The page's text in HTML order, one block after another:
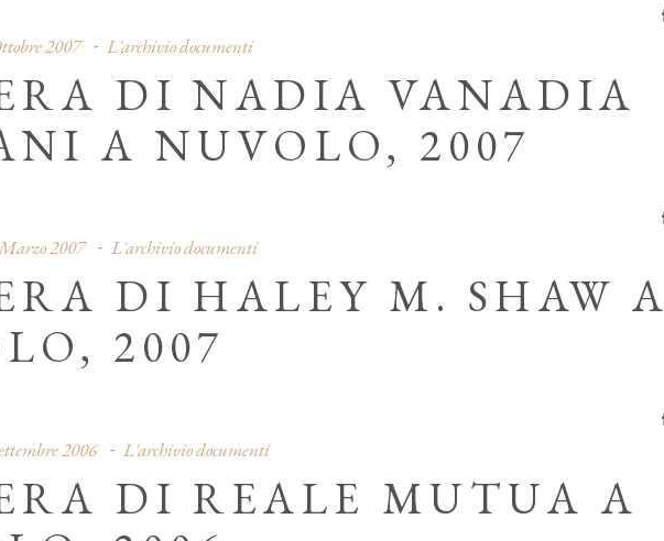
2007 L'archivio documenti
DI NADIA VANADIA
A NUVOLO, 2007
2007 L'archivio documenti
DI HALEY M. SHAW A
2007
2006 L'archivio documenti
DI REALE MUTUA A